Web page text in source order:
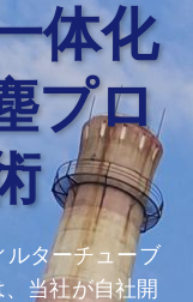
体化
プロ
ルターチューブ
当社が自社開